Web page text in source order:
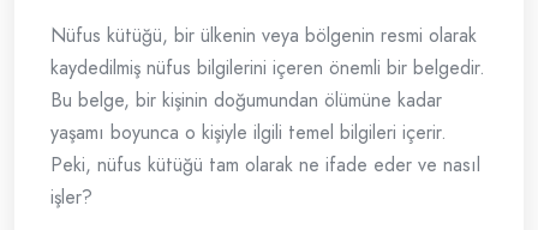
Nüfus kütüğü, bir ülkenin veya bölgenin resmi olarak
kaydedilmiş nüfus bilgilerini içeren önemli bir belgedir.
Bu belge, bir kişinin doğumundan ölümüne kadar
yaşamı boyunca o kişiyle ilgili temel bilgileri içerir.
Peki, nüfus kütüğü tam olarak ne ifade eder ve nasıl
işler?